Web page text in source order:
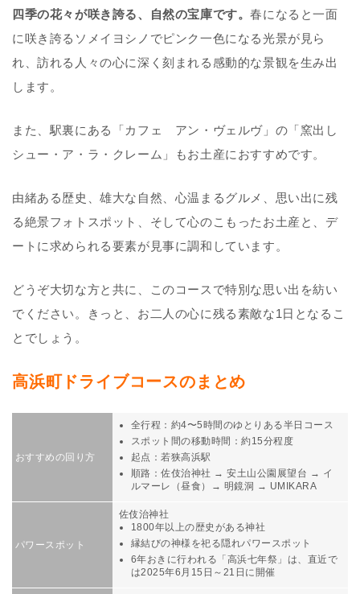
四季の花々が咲き誇る、自然の宝庫です。春になると一面
に咲き誇るソメイヨシノでピンク一色になる光景が見ら
れ、訪れる人々の心に深く刻まれる感動的な景観を生み出
します。
また、駅裏にある「カフェ アン・ヴェルヴ」の「窯出し
シュー・ア・ラ・クレーム」もお土産におすすめです。
由緒ある歴史、雄大な自然、心温まるグルメ、思い出に残
る絶景フォトスポット、そして心のこもったお土産と、デ
ートに求められる要素が見事に調和しています。
どうぞ大切な方と共に、このコースで特別な思い出を紡い
でください。きっと、お二人の心に残る素敵な1日となるこ
とでしょう。
高浜町ドライブコースのまとめ
おすすめの回り方
全行程：約4〜5時間のゆとりある半日コース
スポット間の移動時間：約15分程度
起点：若狭高浜駅
順路：佐伎治神社 → 安土山公園展望台 → イ
ルマーレ（昼食）→ 明鏡洞 → UMIKARA
パワースポット
佐伎治神社
1800年以上の歴史がある神社
縁結びの神様を祀る隠れパワースポット
6年おきに行われる「高浜七年祭」は、直近で
は2025年6月15日～21日に開催